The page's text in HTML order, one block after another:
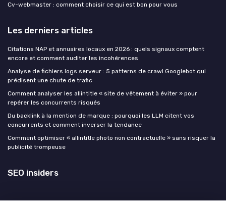
Cv-webmaster : comment choisir ce qui est bon pour vous
Les derniers articles
Citations NAP et annuaires locaux en 2026 : quels signaux comptent
encore et comment auditer les incohérences
Analyse de fichiers logs serveur : 5 patterns de crawl Googlebot qui
prédisent une chute de trafic
Comment analyser les allintitle « site de vêtement à éviter » pour
repérer les concurrents risqués
Du backlink à la mention de marque : pourquoi les LLM citent vos
concurrents et comment inverser la tendance
Comment optimiser « allintitle photo non contractuelle » sans risquer la
publicité trompeuse
SEO insiders